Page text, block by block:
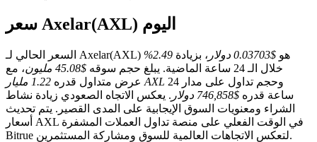
العقود الآجلة USDT سعر Axelar(AXL) اليوم
السعر الحالي لـ Axelar(AXL) هو $0.03703 دولار ، بزيادة 2.49%
خلال الـ 24 ساعة الماضية. يبلغ حجم سوقه
$45.08 مليون
، مع
عرض متداول قدره 1.22 مليار AXL
ساعة قدره $746,858 دولار
. يعكس الاتجاه الصعودي زيادة نشاط
الشراء ومعنويات السوق الإيجابية على المدى القصير. يتم تحديث
أسعار AXL في الوقت الفعلي على منصة تداول العملات المشفرة
Bitrue لتعكس الاتجاهات العالمية للسوق ومشاركة المستثمرين.